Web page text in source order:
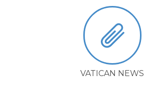
VATICAN NEWS